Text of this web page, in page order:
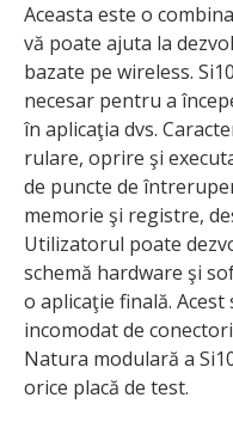
Aceasta este o
vă poate ajuta la
bazate pe wireless.
necesar pentru a
în aplicaţia dvs.
rulare, oprire şi
de puncte de
memorie şi registre,
Utilizatorul poate
schemă hardware şi
o aplicaţie finală.
incomodat de
Natura modulară a
orice placă de test.